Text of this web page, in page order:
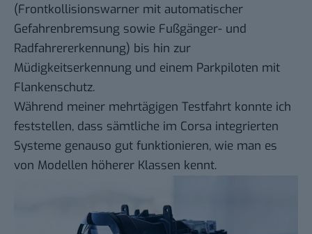
(Frontkollisionswarner mit automatischer
Gefahrenbremsung sowie Fußgänger- und
Radfahrererkennung) bis hin zur
Müdigkeitserkennung und einem Parkpiloten mit
Flankenschutz.
Während meiner mehrtägigen Testfahrt konnte ich
feststellen, dass sämtliche im Corsa integrierten
Systeme genauso gut funktionieren, wie man es
von Modellen höherer Klassen kennt.